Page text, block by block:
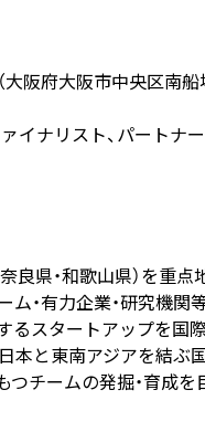
大阪府大阪市中央区南船
イナリスト、パートナ
良県・和歌山県）を
・有力企業・研究機
るスタートアップを
本と東南アジアを結ぶ
チームの発掘・育成を